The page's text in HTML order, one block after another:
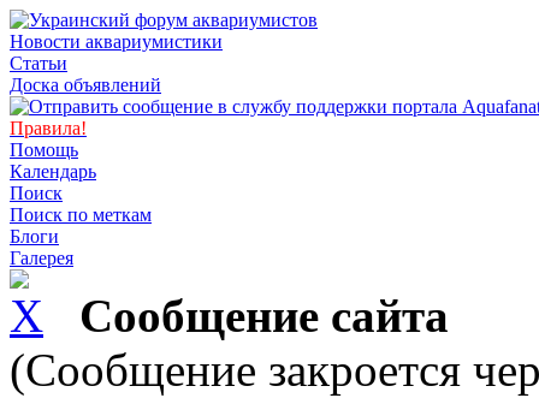
Новости аквариумистики
Статьи
Доска объявлений
Правила!
Помощь
Календарь
Поиск
Поиск по меткам
Блоги
Галерея
Сообщение сайта
(Сообщение закроется